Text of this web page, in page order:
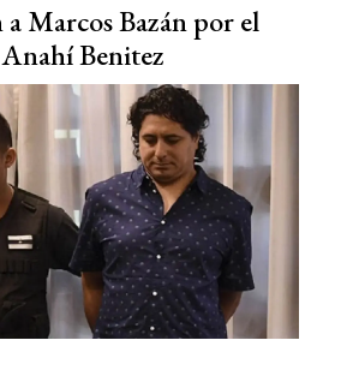
Marcos Bazán por el
Benitez